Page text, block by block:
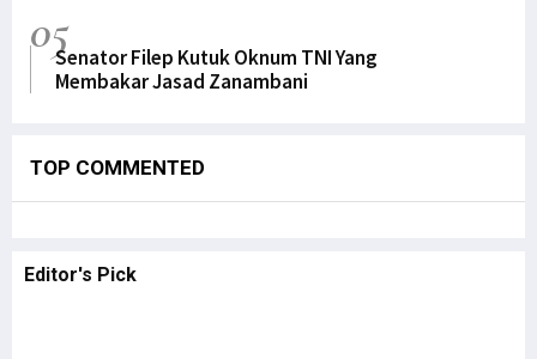
05Senator Filep Kutuk Oknum TNI Yang
Membakar Jasad Zanambani
TOP COMMENTED
Editor's Pick